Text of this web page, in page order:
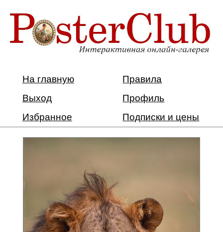
На главную
Правила
Выход
Профиль
Избранное
Подписки и цены